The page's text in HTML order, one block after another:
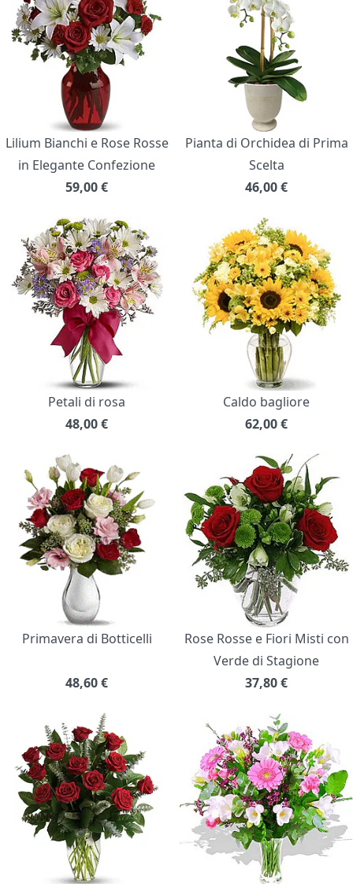
Lilium Bianchi e Rose Rosse
in Elegante Confezione
59,00€
Pianta di Orchidea di Prima
Scelta
46,00€
Petali di rosa
48,00€
Caldo bagliore
62,00€
Primavera di Botticelli
48,60€
Rose Rosse e Fiori Misti con
Verde di Stagione
37,80€